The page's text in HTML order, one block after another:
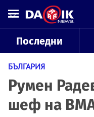
Последни
БЪЛГАРИЯ
Румен
шеф на